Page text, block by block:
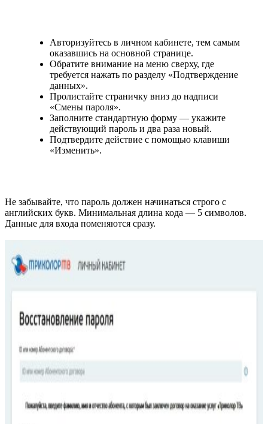
Авторизуйтесь в личном кабинете, тем самым
оказавшись на основной странице.
Обратите внимание на меню сверху, где
требуется нажать по разделу «Подтверждение
данных».
Пролистайте страничку вниз до надписи
«Смены пароля».
Заполните стандартную форму — укажите
действующий пароль и два раза новый.
Подтвердите действие с помощью клавиши
«Изменить».
Не забывайте, что пароль должен начинаться строго с
английских букв. Минимальная длина кода — 5 символов.
Данные для входа поменяются сразу.